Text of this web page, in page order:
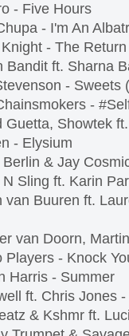
- Five Hours
- I'm An
- The
Bandit ft. Sharna
- Sweets
-
Guetta, Showtek
- Elysium
& Jay
Sling ft. Karin
van Buuren ft.
van Doorn,
Players - Knock
Harris - Summer
ft. Chris Jones -
& Kshmr ft.